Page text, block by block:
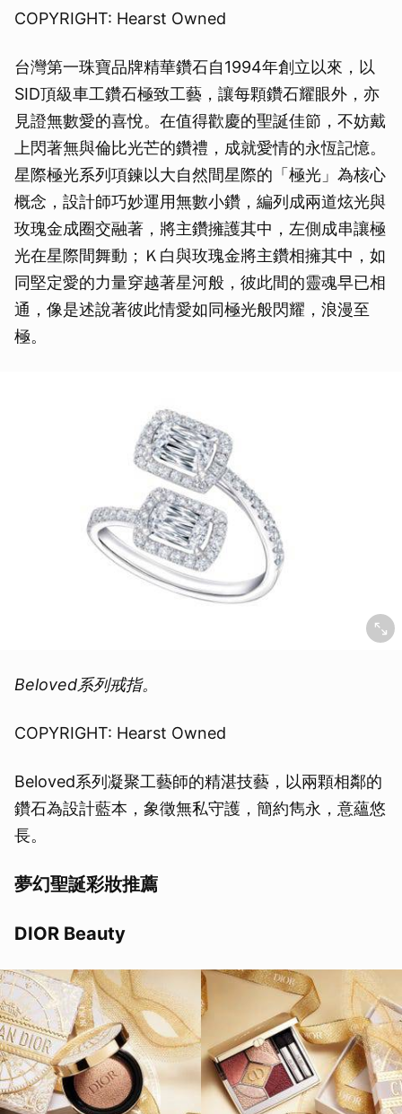
COPYRIGHT: Hearst Owned
台灣第一珠寶品牌精華鑽石自1994年創立以來，以
SID頂級車工鑽石極致工藝，讓每顆鑽石耀眼外，亦
見證無數愛的喜悅。在值得歡慶的聖誕佳節，不妨戴
上閃著無與倫比光芒的鑽禮，成就愛情的永恆記憶。
星際極光系列項鍊以大自然間星際的「極光」為核心
概念，設計師巧妙運用無數小鑽，編列成兩道炫光與
玫瑰金成圈交融著，將主鑽擁護其中，左側成串讓極
光在星際間舞動；Ｋ白與玫瑰金將主鑽相擁其中，如
同堅定愛的力量穿越著星河般，彼此間的靈魂早已相
通，像是述說著彼此情愛如同極光般閃耀，浪漫至
極。
Beloved系列戒指。
COPYRIGHT: Hearst Owned
Beloved系列凝聚工藝師的精湛技藝，以兩顆相鄰的
鑽石為設計藍本，象徵無私守護，簡約雋永，意蘊悠
長。
夢幻聖誕彩妝推薦
DIOR Beauty